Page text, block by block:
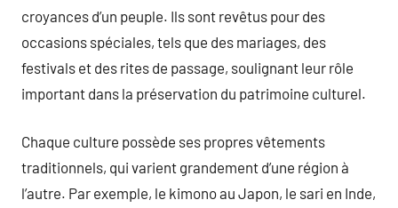
croyances d’un peuple. Ils sont revêtus pour des
occasions spéciales, tels que des mariages, des
festivals et des rites de passage, soulignant leur rôle
important dans la préservation du patrimoine culturel.
Chaque culture possède ses propres vêtements
traditionnels, qui varient grandement d’une région à
l’autre. Par exemple, le kimono au Japon, le sari en Inde,